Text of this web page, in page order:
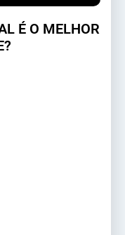
É O MELHOR